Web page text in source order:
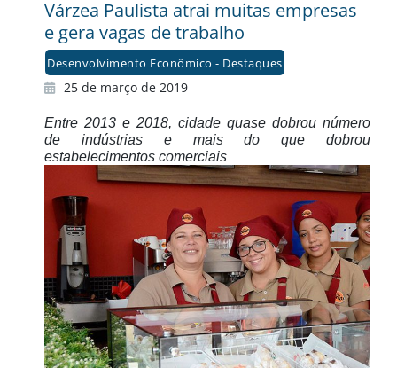
Várzea Paulista atrai muitas empresas
e gera vagas de trabalho
Desenvolvimento Econômico - Destaques
25 de março de 2019
Entre 2013 e 2018, cidade quase dobrou número
de indústrias e mais do que dobrou
estabelecimentos comerciais